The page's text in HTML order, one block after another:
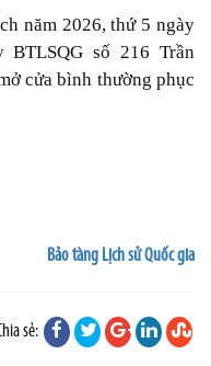
năm 2026, thứ 5 ngày
BTLSQG số 216 Trần
cửa bình thường phục
Bảo tàng Lịch sử Quốc gia
sẻ: